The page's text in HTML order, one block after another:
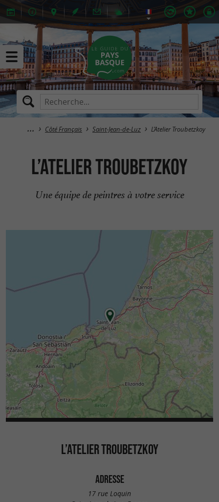
Côté Français Saint-Jean-de-Luz L’Atelier Troubetzkoy
L’Atelier Troubetzkoy
Une équipe de peintres à votre service
L’ATELIER TROUBETZKOY
ADRESSE
17 rue Loquin